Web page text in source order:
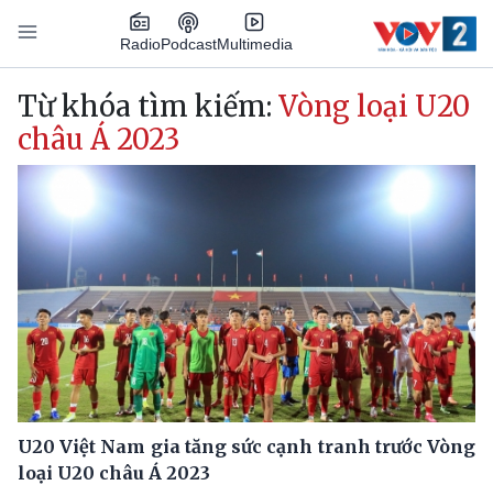
Nhảy đến nội dung
RadioPodcastMultimedia
Main navigation
Từ khóa tìm kiếm: Vòng loại U20
châu Á 2023
U20 Việt Nam gia tăng sức cạnh tranh trước Vòng
loại U20 châu Á 2023